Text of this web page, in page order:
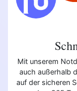
Mit unserem
auch außerhalb
auf der sicheren